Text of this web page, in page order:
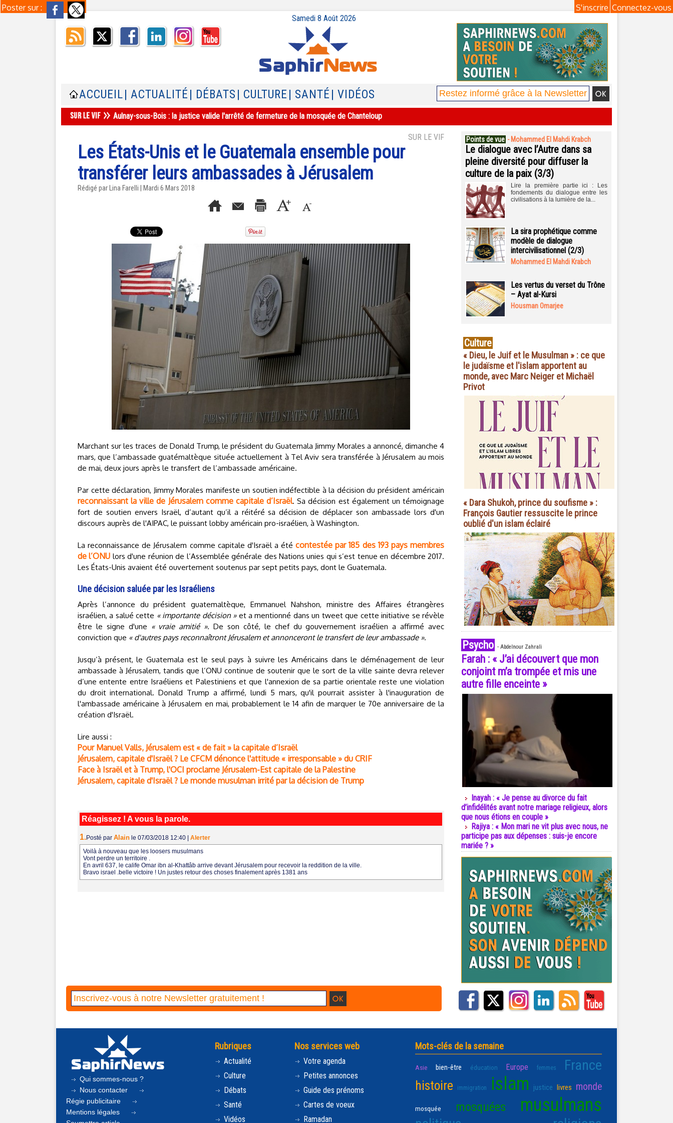
Poster sur : Connectez-vous
S'inscrire
Samedi 8 Août 2026
ACCUEIL | ACTUALITÉ | DÉBATS | CULTURE | SANTÉ | VIDÉOS
Aulnay-sous-Bois : la justice valide l'arrêté de fermeture de la mosquée de Chanteloup
SUR LE VIF
Les États-Unis et le Guatemala ensemble pour
transférer leurs ambassades à Jérusalem
Rédigé par Lina Farelli | Mardi 6 Mars 2018
Marchant sur les traces de Donald Trump, le président du Guatemala Jimmy Morales a annoncé, dimanche 4
mars, que l’ambassade guatémaltèque située actuellement à Tel Aviv sera transférée à Jérusalem au mois
de mai, deux jours après le transfert de l’ambassade américaine.
Par cette déclaration, Jimmy Morales manifeste un soutien indéfectible à la décision du président américain
reconnaissant la ville de Jérusalem comme capitale d’Israël. Sa décision est également un témoignage
fort de soutien envers Israël, d’autant qu’il a réitéré sa décision de déplacer son ambassade lors d'un
discours auprès de l'AIPAC, le puissant lobby américain pro-israélien, à Washington.
La reconnaissance de Jérusalem comme capitale d'Israël a étécontestée par 185 des 193 pays membres
de l’ONU lors d'une réunion de l’Assemblée générale des Nations unies qui s’est tenue en décembre 2017.
Les États-Unis avaient été ouvertement soutenus par sept petits pays, dont le Guatemala.
Une décision saluée par les Israéliens
Après l’annonce du président guatemaltèque, Emmanuel Nahshon, ministre des Affaires étrangères
israélien, a salué cette « importante décision »et a mentionné dans un tweet que cette initiative se révèle
être le signe d'une « vraie amitié ». De son côté, le chef du gouvernement israélien a affirmé avec
conviction que « d'autres pays reconnaîtront Jérusalem et annonceront le transfert de leur ambassade ».
Jusqu’à présent, le Guatemala est le seul pays à suivre les Américains dans le déménagement de leur
ambassade à Jérusalem, tandis que l’ONU continue de soutenir que le sort de la ville sainte devra relever
d’une entente entre Israéliens et Palestiniens et que l'annexion de sa partie orientale reste une violation
du droit international. Donald Trump a affirmé, lundi 5 mars, qu'il pourrait assister à l'inauguration de
l'ambassade américaine à Jérusalem en mai, probablement le 14 afin de marquer le 70e anniversaire de la
création d'Israël.
Lire aussi :
Pour Manuel Valls, Jérusalem est « de fait » la capitale d’Israël
Jérusalem, capitale d'Israël ? Le CFCM dénonce l'attitude « irresponsable » du CRIF
Face à Israël et à Trump, l'OCI proclame Jérusalem-Est capitale de la Palestine
Jérusalem, capitale d'Israël ? Le monde musulman irrité par la décision de Trump
Réagissez ! A vous la parole.
1.Posté par Alain le 07/03/2018 12:40
Alerter
Voilà à nouveau que les loosers musulmans
Vont perdre un territoire .
En avril 637, le calife Omar ibn al-Khattâb arrive devant Jérusalem pour recevoir la reddition de la ville.
Bravo israel .belle victoire ! Un justes retour des choses finalement après 1381 ans
Points de vue - Mohammed El Mahdi Krabch
Le dialogue avec l’Autre dans sa
pleine diversité pour diffuser la
culture de la paix (3/3)
Lire la première partie ici : Les
fondements du dialogue entre les
civilisations à la lumière de la...
La sira prophétique comme
modèle de dialogue
intercivilisationnel (2/3)
Mohammed El Mahdi Krabch
Les vertus du verset du Trône
– Ayat al-Kursi
Housman Omarjee
Culture
« Dieu, le Juif et le Musulman » : ce que
le judaïsme et l'islam apportent au
monde, avec Marc Neiger et Michaël
Privot
« Dara Shukoh, prince du soufisme » :
François Gautier ressuscite le prince
oublié d'un islam éclairé
Psycho - Abdelnour Zahrali
Farah : « J’ai découvert que mon
conjoint m’a trompée et mis une
autre fille enceinte »
Inayah : « Je pense au divorce du fait
d’infidélités avant notre mariage religieux, alors
que nous étions en couple »
Rajiya : « Mon mari ne vit plus avec nous, ne
participe pas aux dépenses : suis-je encore
mariée ? »
Qui sommes-nous ?
Nous contacter
Régie publicitaire
Mentions légales
Rubriques
Actualité
Culture
Débats
Santé
Vidéos
Nos services web
Votre agenda
Petites annonces
Guide des prénoms
Cartes de voeux
Ramadan
Mots-clés de la semaine
Asie bien-être éducation Europe femmes France
histoire immigration islam justice livres monde
mosquée mosquées musulmans